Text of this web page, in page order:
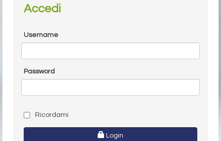
Accedi
Username
Password
Ricordami
Login